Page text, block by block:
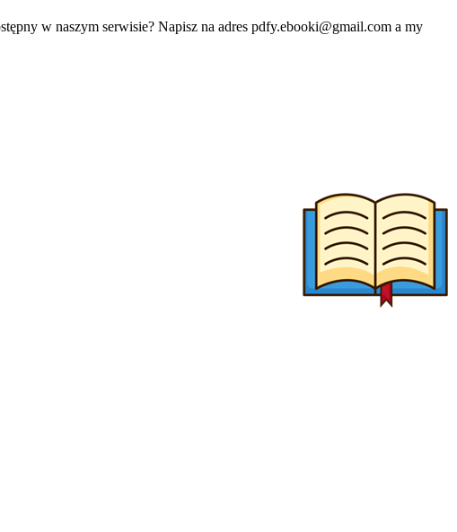
w naszym serwisie? Napisz na adres pdfy.ebooki@gmail.com a my